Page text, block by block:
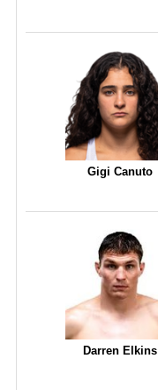
Gigi Canuto
Darren Elkins